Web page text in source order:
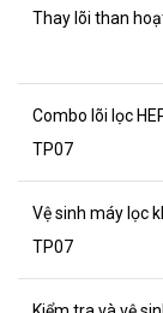
Thay lõi than
Combo lõi lọc
TP07
Vệ sinh máy lọc
TP07